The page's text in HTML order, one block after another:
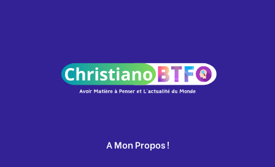
A Mon Propos !